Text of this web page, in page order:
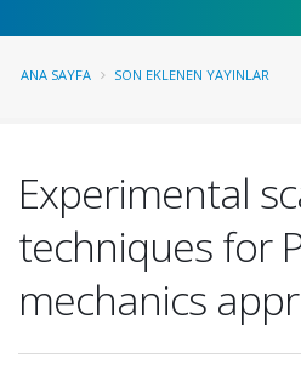
ANA SAYFA SON EKLENEN YAYINLAR
Experimental
techniques for
mechanics